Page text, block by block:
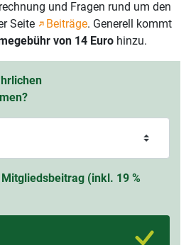
und Fragen rund um den
Seite
Beiträge. Generell kommt
von 14 Euro hinzu.
(inkl. 19 %